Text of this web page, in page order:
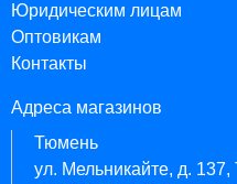
Юридическим лицам
Оптовикам
Контакты
Адреса магазинов
Тюмень
ул. Мельникайте, д.